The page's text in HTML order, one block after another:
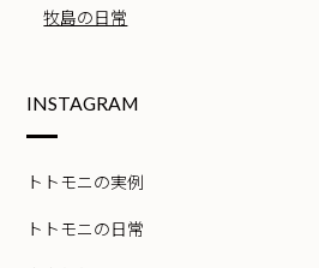
牧島の日常
INSTAGRAM
トトモニの実例
トトモニの日常